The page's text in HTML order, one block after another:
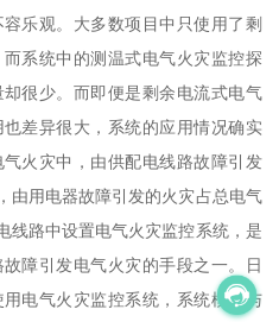
乐观。大多数项目中只使用了剩
系统中的测温式电气火灾监控探
很少。而即便是剩余电流式电气
差异很大，系统的应用情况确实
火灾中，由供配电线路故障引发
由用电器故障引发的火灾占总电气
线路中设置电气火灾监控系统，是
障引发电气火灾的手段之一。日
电气火灾监控系统，系统模式与